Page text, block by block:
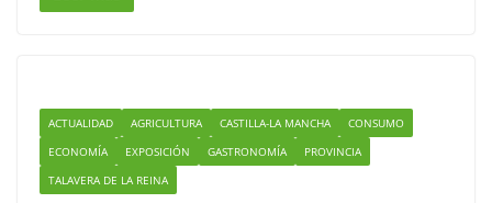
ACTUALIDAD AGRICULTURA CASTILLA-LA MANCHA
CONSUMO
ECONOMÍA
EXPOSICIÓN GASTRONOMÍA
PROVINCIA
TALAVERA DE LA REINA